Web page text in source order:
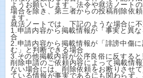
ようお願いします。法令や就活ノート
場合を除き、第三者からの投稿削除依
ます。
就活ノートでは、下記のような場合に不
1.申請内容から掲載情報が「事実と異
合
2.申請内容から掲載情報が「誹謗中傷
む」と判断できる場合
3.その他掲載内容が公序良俗に反する
削除申請のご依頼内容によって掲載情
ない場合には、削除依頼をお断りさせ
ている情報が事実であるにも関わらず